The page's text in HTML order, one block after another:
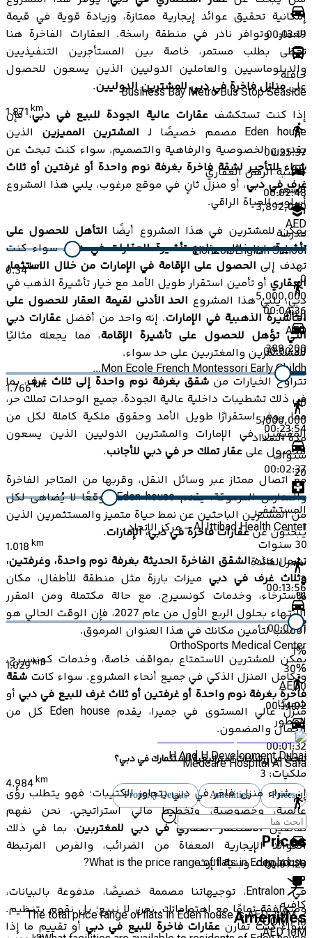
إمكانية تحقيق عوائد إيجارية ممتازة، وزيادة قوية في قيمة
العقار، وتوافر نادر في منطقة راسخة. العقارات الفاخرة هنا
تحظى بطلب مستمر، خاصة بين المستأجرين التنفيذيين
والدبلوماسيين والعاملين الدوليين الذين يسعون للحصول
علىمنازل فاخرة في دبي للمشترين الدوليين.
إذا كنت تستكشفعقارات عالية الجودة للبيع في دبي، فإن
Eden house مصمم خصيصًا لـ
المشترين المميزين الذين
يقدرون الخصوصية والرفاهية والتصميم. سواء كنت تبحث عن
شراء للتأجير لشقة فاخرة بغرفة نوم واحدة أو غرفتين أو ثلاث
غرف في دبي، أو منزل ثانٍ في موقع مرغوب، يلبي هذا المشروع
أسلوب الحياة الراقي.
يمكن للمشترين في هذا المشروع أيضًا التأهل للحصول على
تأشيرةمن خلالبرنامج تأشيرة العقارات في دبي. سواء كنت
تهدف إلى الحصول على الإقامة في الإمارات من خلال الاستثمار
العقاري أو تأمين استقرار طويل الأمد مع خيار تأشيرة الذهب في
دبي، يلبي هذا المشروع الحد الأدنى لقيمة العقار للحصول على
التأشيرة الذهبية في الإمارات. إنه واحد من أفضلعقارات دبي
التي تؤهل للحصول على تأشيرة الإقامة، مما يجعله مثاليًا
للمستثمرين والمغتربين على حد سواء.
تتراوح الخيارات منشقق بغرفة نوم واحدة إلى ثلاث غرف، بما
في ذلك تشطيبات داخلية عالية الجودة. جميع الوحدات تملك حر،
مما يوفر استقرارًا طويل الأمد وحقوق ملكية كاملة لكل من
المقيمين في الإمارات والمشترين الدوليين الذين يسعون
للحصول على عقار تملك حر في دبي للأجانب.
مع اتصال ممتاز عبر وسائل النقل، وقربها من المتاجر الفاخرة
والمدارس المرموقة، يقدم Eden house موقعًا لا يُضاهى لكل
من المشترين الباحثين عن نمط حياة متميز والمستثمرين الذين
يبحثون عنعقارات فاخرة في دبي، الإمارات.
تشمل هذهالشقق الفاخرة الحديثة بغرفة نوم واحدة، وغرفتين،
وثلاث غرف في دبي ميزات بارزة مثل منطقة للأطفال، مكان
للاسترخاء، وخدمات كونسيرج. مع حالة مكتملة ومن المقرر
الانتهاء بحلول الربع الأول من عام 2027، فإن الوقت الحالي هو
الأنسب لتأمين مكانك في هذا العنوان المرموق.
يمكن للمشترين الاستمتاع بمواقف خاصة، وخدمات كونسيرج،
وتكامل المنزل الذكي في جميع أنحاء المشروع. سواء كانت شقة
فاخرة بغرفة نوم واحدة أو غرفتين أو ثلاث غرف للبيع في دبي أو
منزل عالي المستوى في جميرا، يقدم Eden house كل من
الجمال والمضمون.
تبحث عن إرشادات استراتيجية لاستثمارك في دبي؟
إن شراء منزل فاخر في دبي يتجاوز الكتيبات؛ فهو يتطلب رؤى
عالمية، وخصوصية، وتخطيط مالي استراتيجي. نحن نفهم
تفاصيلالاستثمار العقاري في دبي للمغتربين، بما في ذلك
العوائد الإيجارية المعفاة من الضرائب، والفرص المرتبطة
بالتأشيرات، وبنية الإرث.
في Entralon، توجيهاتنا مصممة خصيصًا، مدفوعة بالبيانات،
ومتوافقة تمامًا مع اهتماماتك. نحن لا نبيع؛ بل نقوم بتنظيم.
سواء كنت تقارن عقارات فاخرة للبيع في دبي أو تقييم ما إذا
00:03:19
حافلة
Business Bay Metro Bus Stop Seaside
1.871 km
00:25:37
00:02:48
مدرسة
Horizon English School
0.34km
00:04:36
00:00:30
Mon Ecole French Montessori Early Childh...
1.766km
00:23:54
00:02:37
المستشفى
Al Ittihad Health Center - مركز الإتحاد ...
1.018 km
00:13:56
00:01:31
OrthoSports Medical Center
1.029km
00:14:02
00:01:32
Medcare Hospital Al Safa
4.984km
01:07:26
00:07:23
كافيه
ZOOM | 10
حاسبة الرهن العقاري
السعر
3,892,000
AED
0
5,000,000
إيداع
AED
389,200
0
5,000,000
مدة السداد
سنوات
20
1
30 سنوات
سعر الفائدة
2
%
1%
30%
AED0
شهريًا
المطور
H And H Development Dubai
ملكيات: 3
Prices
Amenities
Property Details
Prices
What is the price range of flats in Eden house?
The total price range of flats in Eden house is AED 3.9M –
AED 10M
Amenities